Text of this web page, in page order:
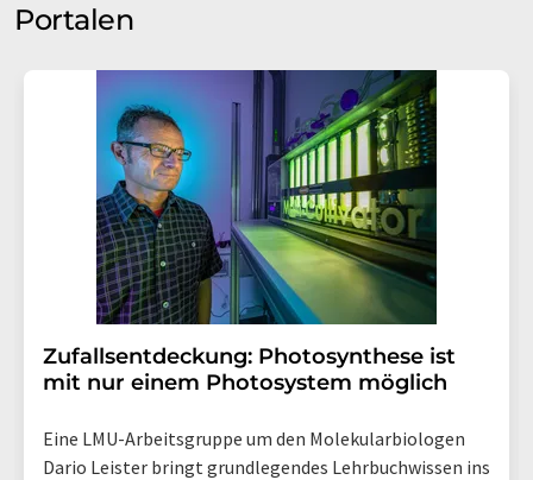
Portalen
Zufallsentdeckung: Photosynthese ist
mit nur einem Photosystem möglich
Eine LMU-Arbeitsgruppe um den Molekularbiologen
Dario Leister bringt grundlegendes Lehrbuchwissen ins